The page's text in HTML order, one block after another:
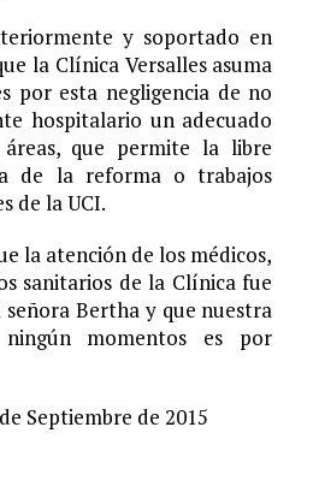
y soportado en
la Clínica Versalles asuma
por esta negligencia de no
hospitalario un adecuado
que permite la libre
de la reforma o trabajos
de la UCI.
la atención de los médicos,
sanitarios de la Clínica fue
Bertha y que nuestra
momentos es por
Septiembre de 2015